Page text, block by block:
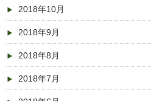
2018年10月
2018年9月
2018年8月
2018年7月